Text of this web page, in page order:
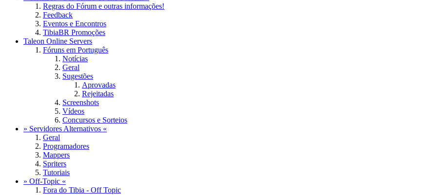
Regras do Fórum e outras informações!
Feedback
Eventos e Encontros
TibiaBR Promoções
Taleon Online Servers
Fóruns em Português
Notícias
Geral
Sugestões
Aprovadas
Rejeitadas
Screenshots
Vídeos
Concursos e Sorteios
» Servidores Alternativos «
Geral
Programadores
Mappers
Spriters
Tutoriais
» Off-Topic «
Fora do Tibia - Off Topic